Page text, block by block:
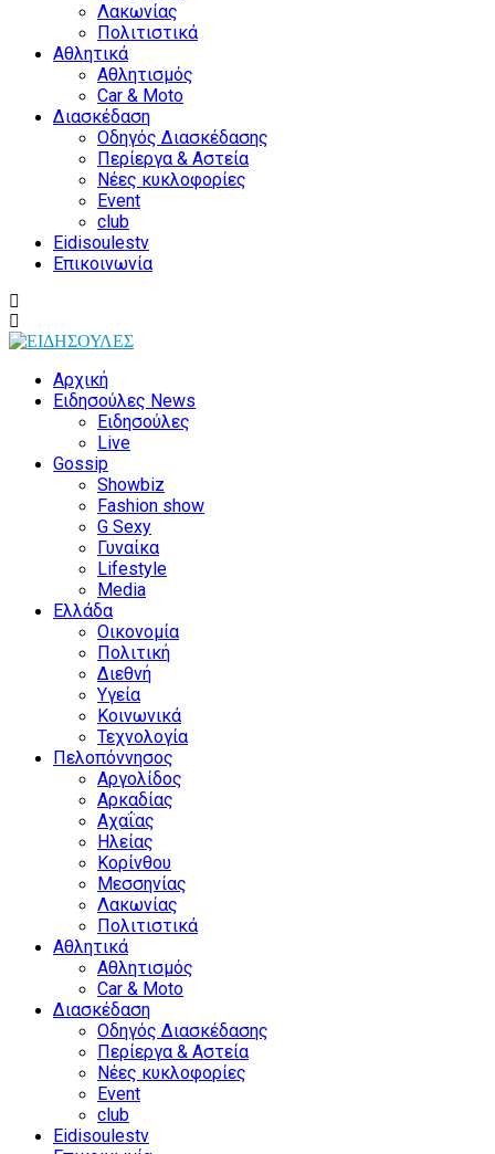
Λακωνίας
Πολιτιστικά
Αθλητικά
Αθλητισμός
Car & Moto
Διασκέδαση
Οδηγός Διασκέδασης
Περίεργα & Αστεία
Νέες κυκλοφορίες
Event
club
Eidisoulestv
Επικοινωνία
Αρχική
Ειδησούλες News
Ειδησούλες
Live
Gossip
Showbiz
Fashion show
G Sexy
Γυναίκα
Lifestyle
Media
Ελλάδα
Οικονομία
Πολιτική
Διεθνή
Υγεία
Κοινωνικά
Τεχνολογία
Πελοπόννησος
Αργολίδος
Αρκαδίας
Αχαΐας
Ηλείας
Κορίνθου
Μεσσηνίας
Λακωνίας
Πολιτιστικά
Αθλητικά
Αθλητισμός
Car & Moto
Διασκέδαση
Οδηγός Διασκέδασης
Περίεργα & Αστεία
Νέες κυκλοφορίες
Event
club
Eidisoulestv